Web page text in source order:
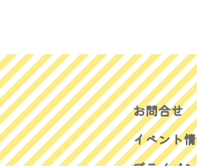
お問合せ
イベント